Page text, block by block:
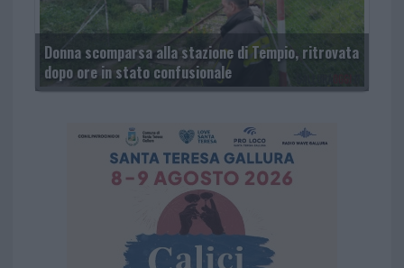
Donna scomparsa alla stazione di Tempio, ritrovata
dopo ore in stato confusionale